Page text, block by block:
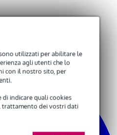
utilizzati per abilitare le
agli utenti che lo
con il nostro sito, per
di indicare quali cookies
trattamento dei vostri dati